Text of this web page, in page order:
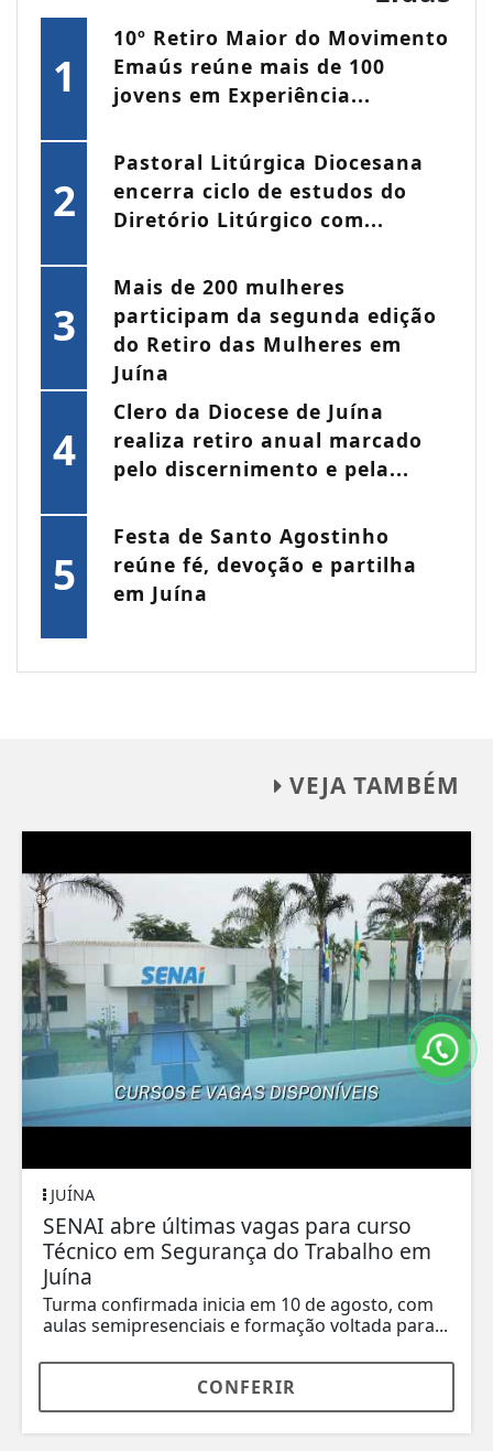
1
10º Retiro Maior do Movimento
Emaús reúne mais de 100
jovens em Experiência...
2
Pastoral Litúrgica Diocesana
encerra ciclo de estudos do
Diretório Litúrgico com...
3
Mais de 200 mulheres
participam da segunda edição
do Retiro das Mulheres em
Juína
4
Clero da Diocese de Juína
realiza retiro anual marcado
pelo discernimento e pela...
5
Festa de Santo Agostinho
reúne fé, devoção e partilha
em Juína
VEJA TAMBÉM
JUÍNA
SENAI abre últimas vagas para curso
Técnico em Segurança do Trabalho em
Juína
Turma confirmada inicia em 10 de agosto, com
aulas semipresenciais e formação voltada para...
CONFERIR